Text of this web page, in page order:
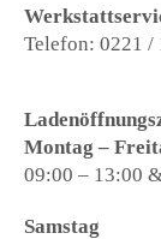
Telefon: 0221 /
Montag –
09:00 – 13:00
Samstag